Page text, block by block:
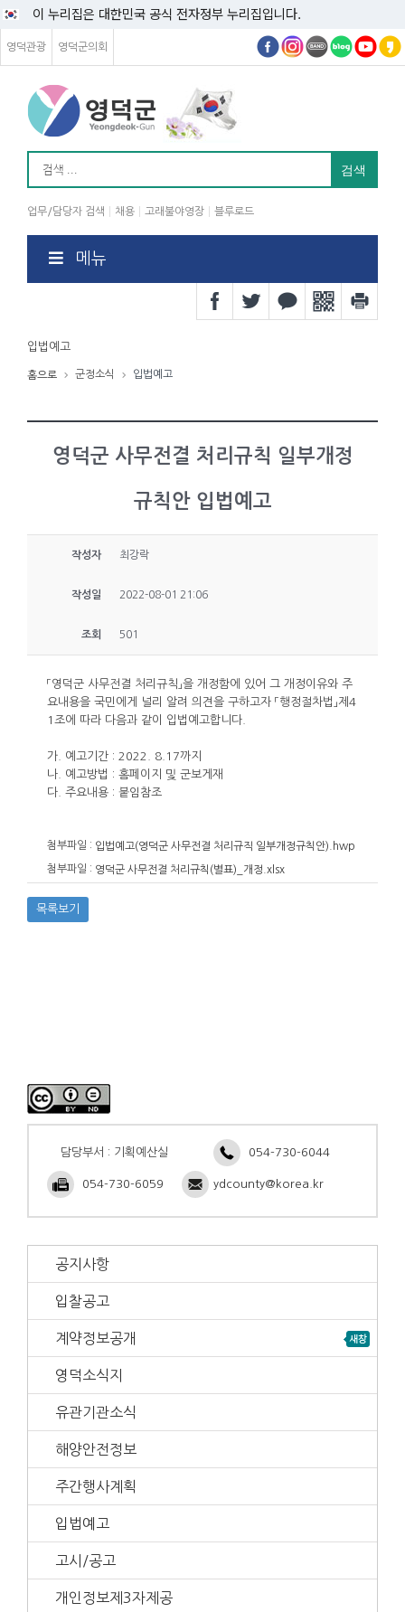
이 누리집은 대한민국 공식 전자정부 누리집입니다.
영덕관광 영덕군의회
업무/담당자 검색 채용 고래불야영장 블루로드
메뉴
입법예고
홈으로 군정소식 입법예고
영덕군 사무전결 처리규칙 일부개정
규칙안 입법예고
작성자 최강락
작성일 2022-08-01 21:06
조회 501
「영덕군 사무전결 처리규칙」을 개정함에 있어 그 개정이유와 주
요내용을 국민에게 널리 알려 의견을 구하고자 「행정절차법」제4
1조에 따라 다음과 같이 입법예고합니다.
가. 예고기간 : 2022. 8.17까지
나. 예고방법 : 홈페이지 및 군보게재
다. 주요내용 : 붙임참조
첨부파일 : 입법예고(영덕군 사무전결 처리규직 일부개정규칙안).hwp
첨부파일 : 영덕군 사무전결 처리규칙(별표)_개정.xlsx
목록보기
담당부서 : 기획예산실 054-730-6044
054-730-6059 ydcounty@korea.kr
공지사항
입찰공고
계약정보공개
영덕소식지
유관기관소식
해양안전정보
주간행사계획
입법예고
고시/공고
개인정보제3자제공